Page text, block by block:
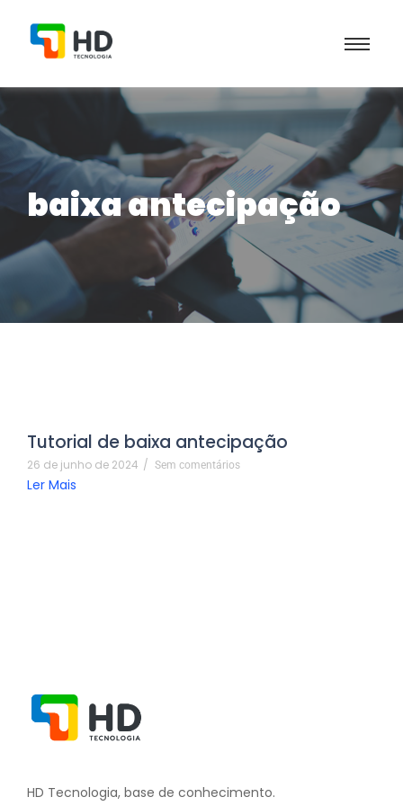
baixa antecipação
Tutorial de baixa antecipação
26 de junho de 2024 / Sem comentários
Ler Mais
HD Tecnologia, base de conhecimento.